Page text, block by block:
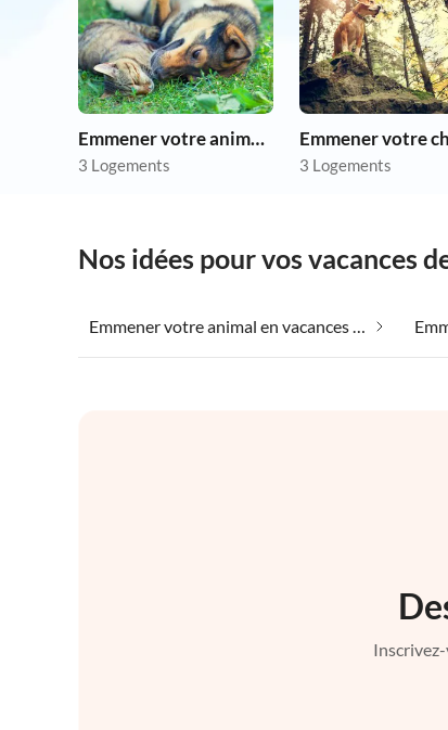
Emmener votre animal en vacances
3 Logements 3 Logements
Nos idées pour vos vacances
Emmener votre animal en vacances dans Tanaunelle